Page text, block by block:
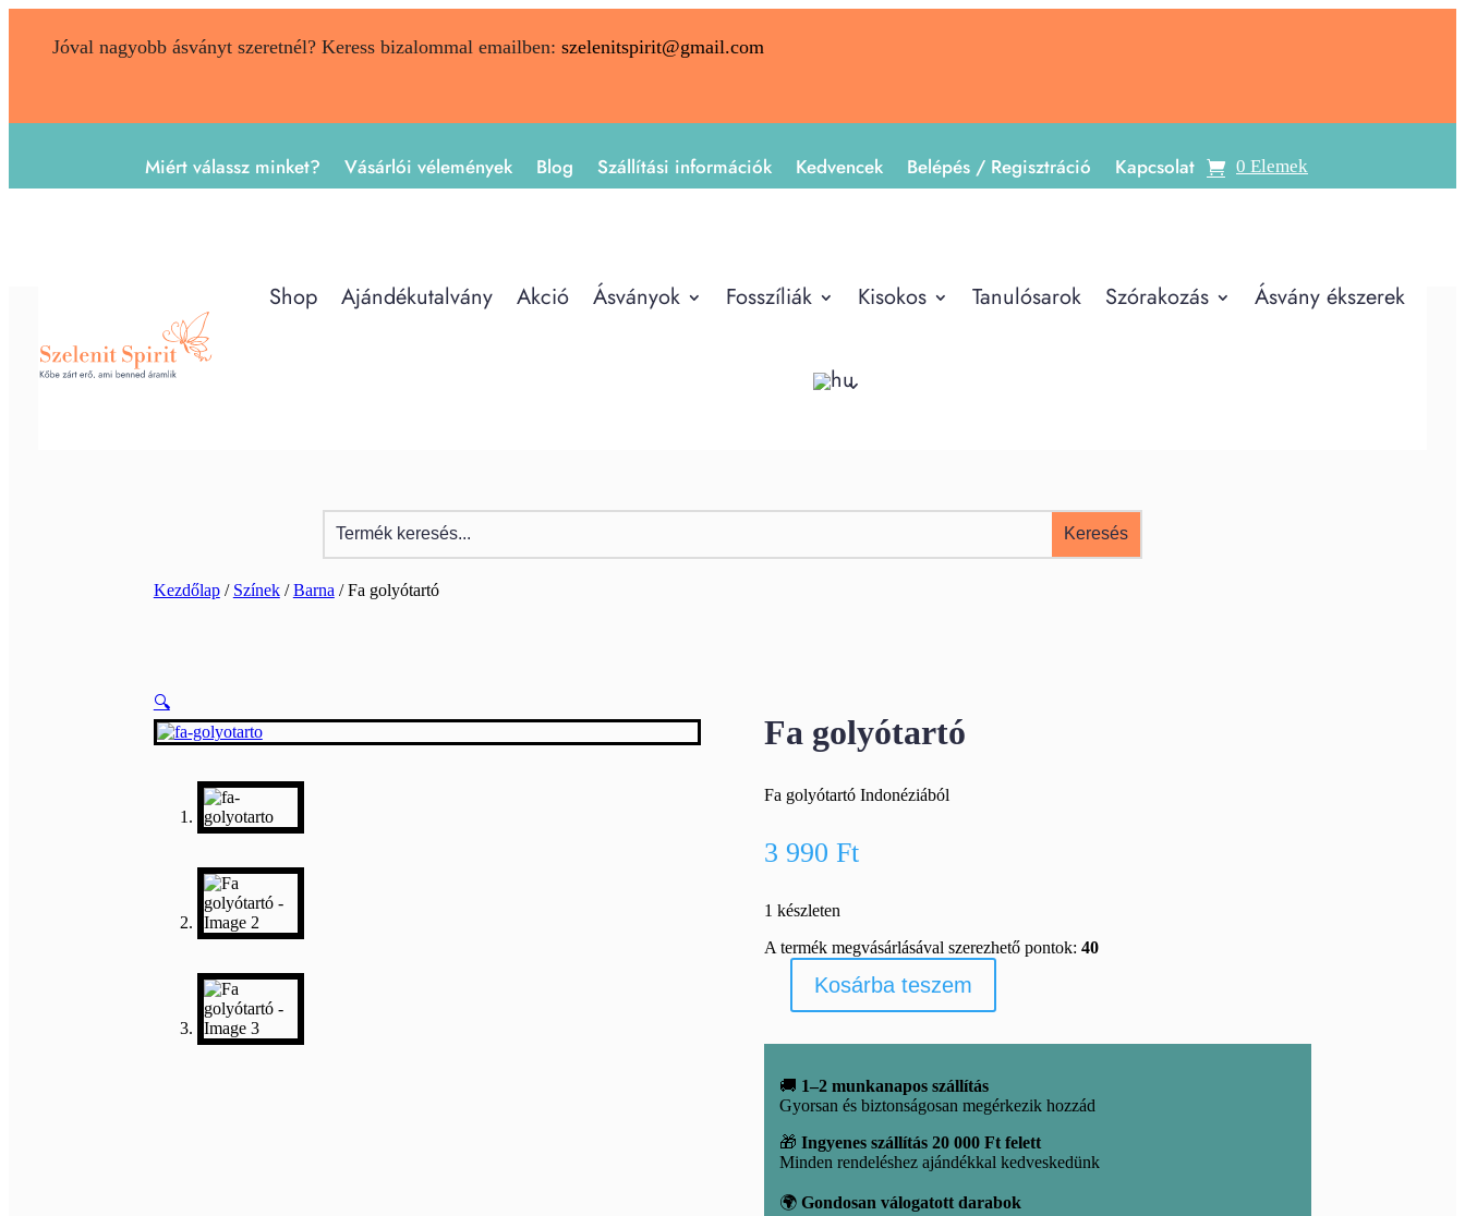
Jóval nagyobb ásványt szeretnél? Keress bizalommal emailben: szelenitspirit@gmail.com
Miért válassz minket? Vásárlói vélemények Blog Szállítási információk Kedvencek Belépés / Regisztráció Kapcsolat 0 Elemek
Shop Ajándékutalvány Akció Ásványok Fosszíliák Kisokos Tanulósarok Szórakozás Ásvány ékszerek
Kezdőlap/ Színek/Barna / Fa golyótartó
🔍
Fa golyótartó
Fa golyótartó Indonéziából
3 990Ft
1 készleten
A termék megvásárlásával szerezhető pontok:40
golyótartó
Kosárba teszem
🚚 1–2 munkanapos szállítás
Gyorsan és biztonságosan megérkezik hozzád
🎁Ingyenes szállítás 20 000 Ft felett
Minden rendeléshez ajándékkal kedveskedünk
🌍Gondosan válogatott darabok